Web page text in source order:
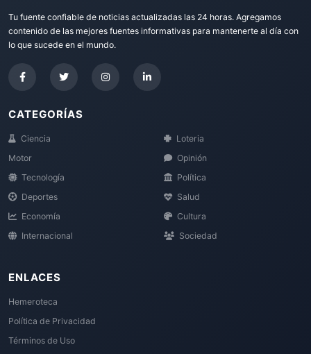
Tu fuente confiable de noticias actualizadas las 24 horas. Agregamos
contenido de las mejores fuentes informativas para mantenerte al día con
lo que sucede en el mundo.
CATEGORÍAS
Ciencia
Motor
Tecnología
Deportes
Economía
Internacional
Loteria
Opinión
Política
Salud
Cultura
Sociedad
ENLACES
Hemeroteca
Política de Privacidad
Términos de Uso